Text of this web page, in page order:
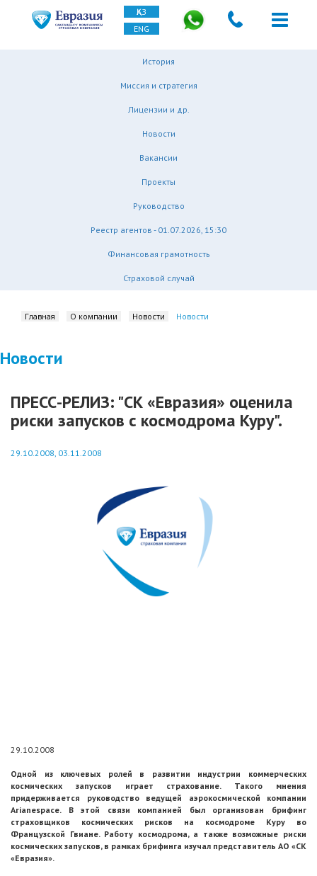
ҚАЗ
ENG
История
Миссия и стратегия
Лицензии и др.
Новости
Вакансии
Проекты
Руководство
Реестр агентов - 01.07.2026, 15:30
Финансовая грамотность
Страховой случай
Главная О компании Новости Новости
Новости
ПРЕСС-РЕЛИЗ: "СК «Евразия» оценила
риски запусков с космодрома Куру".
29.10.2008, 03.11.2008
29.10.2008
Одной из ключевых ролей в развитии индустрии коммерческих
космических запусков играет страхование. Такого мнения
придерживается руководство ведущей аэрокосмической компании
Arianespace. В этой связи компанией был организован брифинг
страховщиков космических рисков на космодроме Куру во
Французской Гвиане. Работу космодрома, а также возможные риски
космических запусков, в рамках брифинга изучал представитель АО «СК
«Евразия».